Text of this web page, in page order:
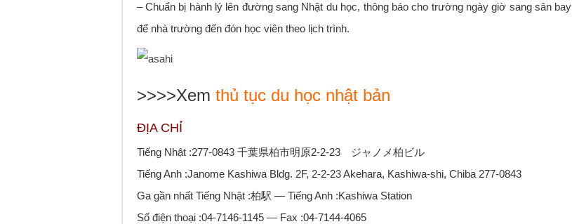
– Chuẩn bị hành lý lên đường sang Nhật du học, thông báo cho trường ngày giờ sang sân bay
để nhà trường đến đón học viên theo lịch trình.
>>>>Xem thủ tục du học nhật bản
ĐỊA CHỈ
Tiếng Nhật :277-0843 千葉県柏市明原2-2-23 ジャノメ柏ビル
Tiếng Anh :Janome Kashiwa Bldg. 2F, 2-2-23 Akehara, Kashiwa-shi, Chiba 277-0843
Ga gần nhất Tiếng Nhật :柏駅 — Tiếng Anh :Kashiwa Station
Số điện thoại :04-7146-1145 — Fax :04-7144-4065